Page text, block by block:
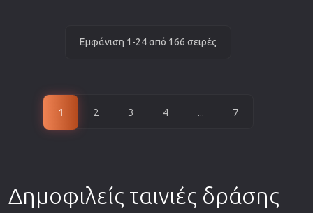
Εμφάνιση 1-24 από 166 σειρές
1 2 3 4 ... 7
Δημοφιλείς ταινιές δράσης